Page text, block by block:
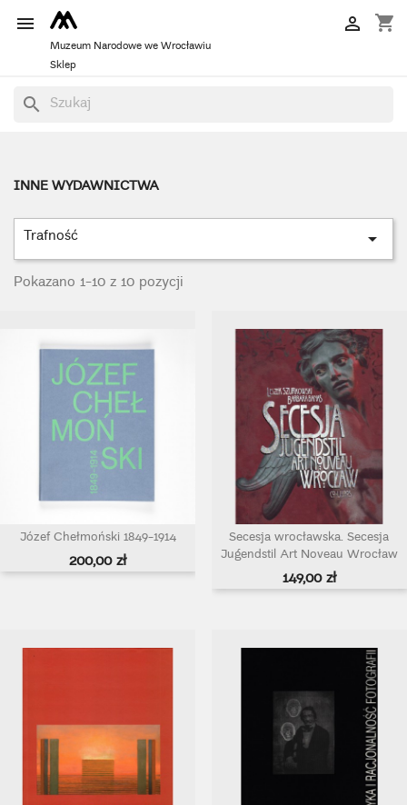
 shopping_cart

Muzeum Narodowe we Wrocławiu
Sklep
search
INNE WYDAWNICTWA
Trafność 
Pokazano 1-10 z 10 pozycji
Józef Chełmoński 1849-1914
Cena
200,00 zł
Secesja wrocławska. Secesja
Jugendstil Art Noveau Wrocław
Cena
149,00 zł